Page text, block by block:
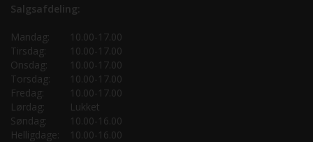
Salgsafdeling:
Mandag:
10.00-17.00
Tirsdag:
10.00-17.00
Onsdag:
10.00-17.00
Torsdag:
10.00-17.00
Fredag:
10.00-17.00
Lørdag:
Lukket
Søndag:
10.00-16.00
Helligdage:
10.00-16.00